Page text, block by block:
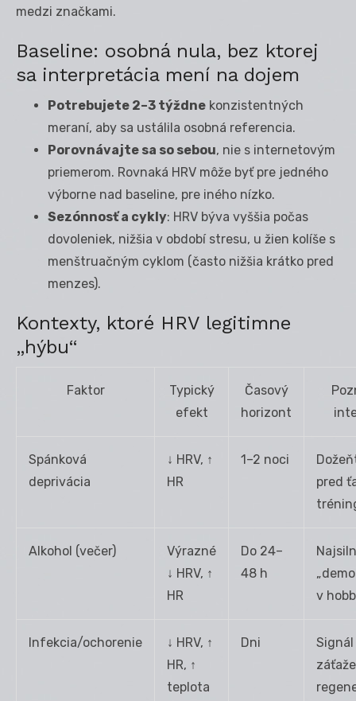
medzi značkami.
Baseline: osobná nula, bez ktorej
sa interpretácia mení na dojem
Potrebujete 2–3 týždne konzistentných
meraní, aby sa ustálila osobná referencia.
Porovnávajte sa so sebou, nie s internetovým
priemerom. Rovnaká HRV môže byť pre jedného
výborne nad baseline, pre iného nízko.
Sezónnosť a cykly: HRV býva vyššia počas
dovoleniek, nižšia v období stresu, u žien kolíše s
menštruačným cyklom (často nižšia krátko pred
menzes).
Kontexty, ktoré HRV legitimne
„hýbu“
Faktor
Typický
efekt
Časový
horizont
Spánková
deprivácia
↓ HRV, ↑
HR
1–2 noci
pred
Alkohol (večer)
Výrazné
↓ HRV, ↑
HR
Do 24–
48 h
v
Infekcia/ochorenie
↓ HRV, ↑
HR, ↑
teplota
Dni